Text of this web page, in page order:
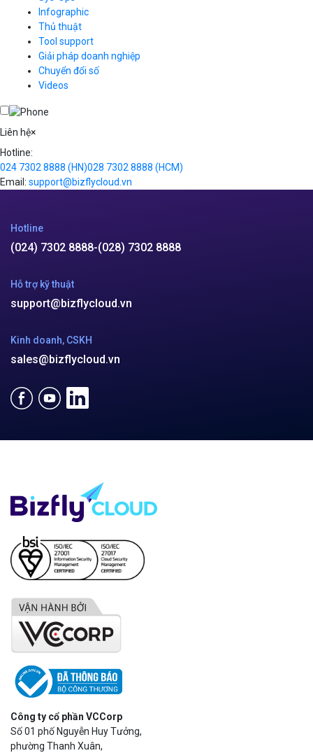
Call Center
Business Email
Simple Storage
VOD
VPN
Traffic Manager
Cloud VPS
Videos
Videos
Videos
Infographic
Thủ thuật
Tool support
Giải pháp doanh nghiệp
Chuyển đổi số
Videos
Liên hệ×
Hotline:
024 7302 8888 (HN)028 7302 8888 (HCM)
Email: support@bizflycloud.vn
Hotline
(024) 7302 8888-(028) 7302 8888
Hỗ trợ kỹ thuật
support@bizflycloud.vn
Kinh doanh, CSKH
sales@bizflycloud.vn
Công ty cổ phần VCCorp
Số 01 phố Nguyễn Huy Tưởng,
phường Thanh Xuân,